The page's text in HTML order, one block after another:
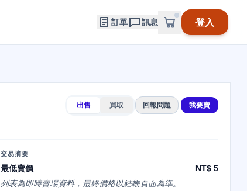
訂單 訊息 登入
出售 買取 回報問題 我要賣
交易摘要
最低賣價
NT$ 5
列表為即時賣場資料，最終價格以結帳頁面為準。